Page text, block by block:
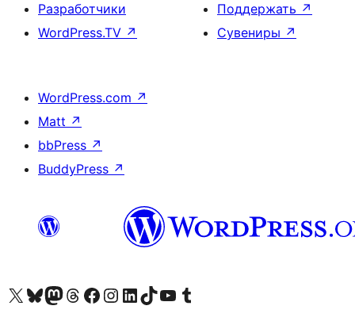
Разработчики
WordPress.TV ↗
Поддержать ↗
Сувениры ↗
WordPress.com ↗
Matt ↗
bbPress ↗
BuddyPress ↗
Посетите нас в X (ранее Twitter)
Посетите нашу учётную запись в Bluesky
Посетите нашу ленту в Mastodon
Посетите нашу учётную запись в Threads
Посетите нашу страницу на Facebook
Посетите наш Instagram
Посетите нашу страницу в LinkedIn
Посетите нашу учётную запись в TikTok
Посетите наш канал YouTube
Посетите нашу учётную запись в Tumblr